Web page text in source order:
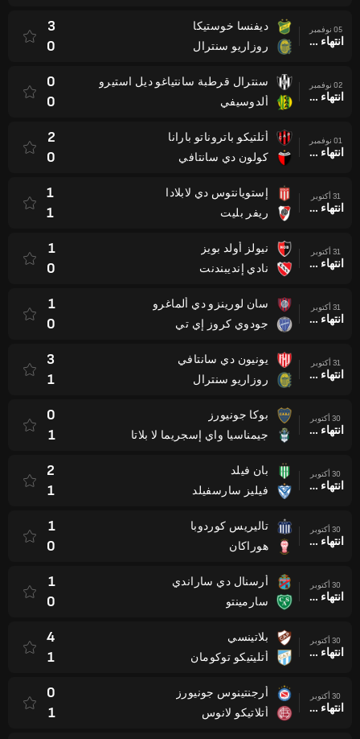
05 نوفمبر
انتهاء وقت المباراة
ديفنسا خوستيكا
روزاريو سنترال
3
0
02 نوفمبر
انتهاء وقت المباراة
سنترال قرطبة سانتياغو ديل استيرو
ألدوسيفي
0
0
01 نوفمبر
انتهاء وقت المباراة
أتلتيكو باتروناتو بارانا
كولون دي سانتافي
2
0
31 أكتوبر
انتهاء وقت المباراة
إستويانتوس دي لابلادا
ريفر بليت
1
1
31 أكتوبر
انتهاء وقت المباراة
نيولز أولد بويز
نادي إنديبندنت
1
0
31 أكتوبر
انتهاء وقت المباراة
سان لورينزو دي ألماغرو
جودوي كروز إي تي
1
0
31 أكتوبر
انتهاء وقت المباراة
يونيون دي سانتافي
روزاريو سنترال
3
1
30 أكتوبر
انتهاء وقت المباراة
بوكا جونيورز
جيمناسيا واي إسجريما لا بلاتا
0
1
30 أكتوبر
انتهاء وقت المباراة
بان فيلد
فيليز سارسفيلد
2
1
30 أكتوبر
انتهاء وقت المباراة
تاليريس كوردوبا
هوراكان
1
0
30 أكتوبر
انتهاء وقت المباراة
أرسنال دي ساراندي
سارمينتو
1
0
30 أكتوبر
انتهاء وقت المباراة
بلاتينسي
أتليتيكو توكومان
4
1
30 أكتوبر
انتهاء وقت المباراة
أرجنتينوس جونيورز
أتلاتيكو لانوس
0
1